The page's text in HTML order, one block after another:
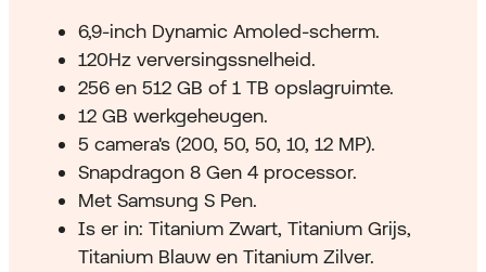
6,9-inch Dynamic Amoled-scherm.
120Hz verversingssnelheid.
256 en 512 GB of 1 TB opslagruimte.
12 GB werkgeheugen.
5 camera's (200, 50, 50, 10, 12 MP).
Snapdragon 8 Gen 4 processor.
Met Samsung S Pen.
Is er in: Titanium Zwart, Titanium Grijs,
Titanium Blauw en Titanium Zilver.